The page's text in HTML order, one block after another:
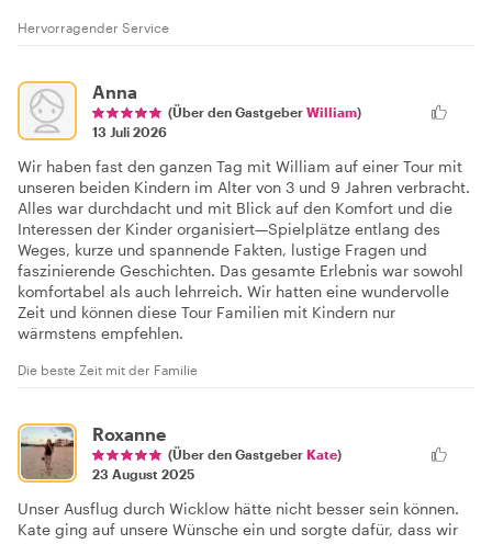
Hervorragender Service
Anna
(Über den Gastgeber William)
13 Juli 2026
Wir haben fast den ganzen Tag mit William auf einer Tour mit
unseren beiden Kindern im Alter von 3 und 9 Jahren verbracht.
Alles war durchdacht und mit Blick auf den Komfort und die
Interessen der Kinder organisiert—Spielplätze entlang des
Weges, kurze und spannende Fakten, lustige Fragen und
faszinierende Geschichten. Das gesamte Erlebnis war sowohl
komfortabel als auch lehrreich. Wir hatten eine wundervolle
Zeit und können diese Tour Familien mit Kindern nur
wärmstens empfehlen.
Die beste Zeit mit der Familie
Roxanne
(Über den Gastgeber Kate)
23 August 2025
Unser Ausflug durch Wicklow hätte nicht besser sein können.
Kate ging auf unsere Wünsche ein und sorgte dafür, dass wir